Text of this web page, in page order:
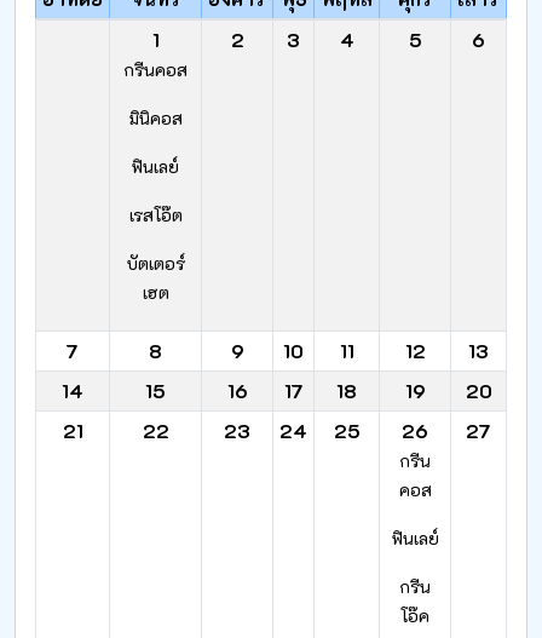
1
กรีนคอส
มินิคอส
ฟินเลย์
เรสโอ๊ต
บัตเตอร์
เฮต
2 3 4 5 6
7 8 9 10 11 12
13
14
15 16 17 18 19
20
21
22 23 24 25 26
กรีน
คอส
ฟินเลย์
กรีน
โอ๊ค
27